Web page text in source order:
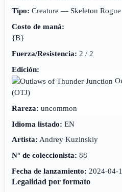
Tipo: Creature — Skeleton Rogue
Costo de maná:
{B}
Fuerza/Resistencia: 2 / 2
Edición:
(OTJ)
Rareza: uncommon
Idioma listado: EN
Artista: Andrey Kuzinskiy
N° de coleccionista: 88
Fecha de lanzamiento: 2024-04-
Legalidad por formato